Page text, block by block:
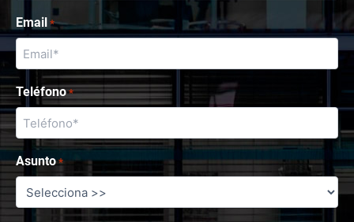
Email *
Teléfono *
Asunto *